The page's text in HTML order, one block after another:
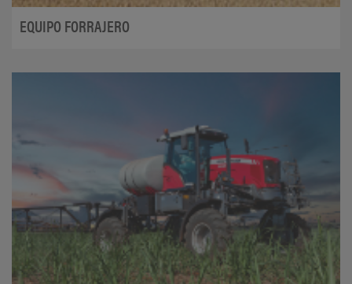
EQUIPO FORRAJERO